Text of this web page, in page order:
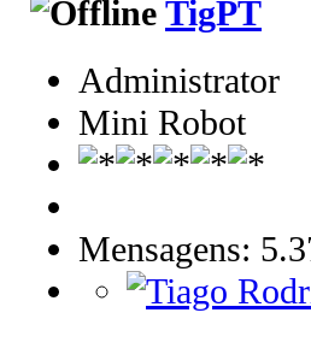
TigPT
Administrator
Mini Robot
Mensagens: